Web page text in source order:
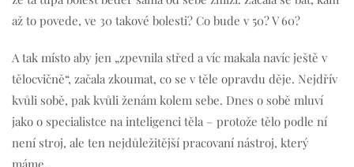
až to povede, ve 30 takové bolesti? Co bude v 50? V 60?
A tak místo aby jen „zpevnila střed a víc makala navíc ještě v
tělocvičně“, začala zkoumat, co se v těle opravdu děje. Nejdřív
kvůli sobě, pak kvůli ženám kolem sebe. Dnes o sobě mluví
jako o specialistce na inteligenci těla – protože tělo podle ní
není stroj, ale ten nejdůležitější pracovaní nástroj, který
máme.